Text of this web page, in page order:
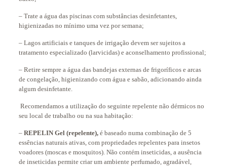
– Trate a água das piscinas com substâncias desinfetantes,
higienizadas no mínimo uma vez por semana;
– Lagos artificiais e tanques de irrigação devem ser sujeitos a
tratamento especializado (larvicidas) e aconselhamento profissional;
– Retire sempre a água das bandejas externas de frigoríficos e arcas
de congelação, higienizando com água e sabão, adicionando ainda
algum desinfetante.
Recomendamos a utilização do seguinte repelente não dérmicos no
seu local de trabalho ou na sua habitação:
– REPELIN Gel (repelente),é baseado numa combinação de 5
essências naturais ativas, com propriedades repelentes para insetos
voadores (moscas e mosquitos). Não contém inseticidas, a ausência
de inseticidas permite criar um ambiente perfumado, agradável,